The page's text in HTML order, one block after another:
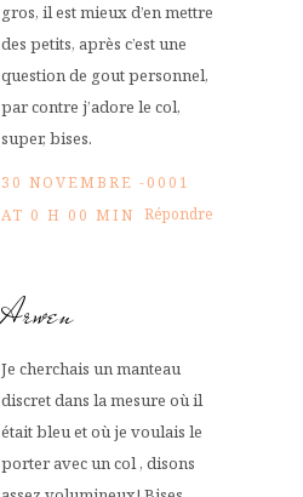
gros, il est mieux d’en mettre
des petits, après c’est une
question de gout personnel,
par contre j’adore le col,
super, bises.
30 NOVEMBRE -0001
AT 0 H 00 MIN Répondre
Arwen
Je cherchais un manteau
discret dans la mesure où il
était bleu et où je voulais le
porter avec un col , disons